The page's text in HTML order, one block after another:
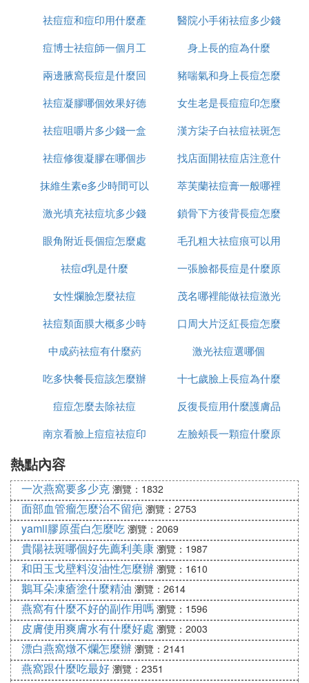
哪個好
祛痘痘和痘印用什麼產
品
醫院小手術祛痘多少錢
一次
痘博士祛痘師一個月工
資多少
身上長的痘為什麼
兩邊腋窩長痘是什麼回
事
豬喘氣和身上長痘怎麼
治療
祛痘凝膠哪個效果好德
國
女生老是長痘痘印怎麼
辦
祛痘咀嚼片多少錢一盒
漢方柒子白祛痘祛斑怎
麼樣
祛痘修復凝膠在哪個步
驟使用
找店面開祛痘店注意什
麼
抹維生素e多少時間可以
祛痘坑
萃芙蘭祛痘膏一般哪裡
有賣
激光填充祛痘坑多少錢
鎖骨下方後背長痘怎麼
消除
眼角附近長個痘怎麼處
理
毛孔粗大祛痘痕可以用
什麼
祛痘d乳是什麼
一張臉都長痘是什麼原
因
女性爛臉怎麼祛痘
茂名哪裡能做祛痘激光
祛痘類面膜大概多少時
間用一次
口周大片泛紅長痘怎麼
辦
中成葯祛痘有什麼葯
激光祛痘選哪個
吃多快餐長痘該怎麼辦
十七歲臉上長痘為什麼
痘痘怎麼去除祛痘
反復長痘用什麼護膚品
祛痘
南京看臉上痘痘祛痘印
左臉頰長一顆痘什麼原
熱點內容
一次燕窩要多少克 瀏覽：1832
面部血管瘤怎麼治不留疤 瀏覽：2753
yamii膠原蛋白怎麼吃 瀏覽：2069
貴陽祛斑哪個好先薦利美康 瀏覽：1987
和田玉戈壁料沒油性怎麼辦 瀏覽：1610
鵝耳朵凍瘡塗什麼精油 瀏覽：2614
燕窩有什麼不好的副作用嗎 瀏覽：1596
皮膚使用爽膚水有什麼好處 瀏覽：2003
漂白燕窩燉不爛怎麼辦 瀏覽：2141
燕窩跟什麼吃最好 瀏覽：2351